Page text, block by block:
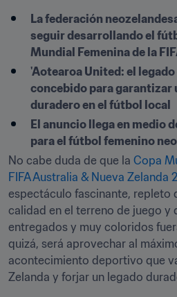
La federación
seguir desarrollando el
Mundial Femenina de la
'Aotearoa United: el
concebido para garantizar
duradero en el fútbol local
El anuncio llega en medio
para el fútbol femenino
No cabe duda de que la Copa
FIFA Australia & Nueva Zelanda
espectáculo fascinante, repleto
calidad en el terreno de juego y
entregados y muy coloridos
quizá, será aprovechar al
acontecimiento deportivo que
Zelanda y forjar un legado